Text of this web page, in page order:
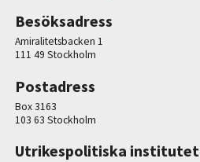
Besöksadress
Amiralitetsbacken 1
111 49 Stockholm
Postadress
Box 3163
103 63 Stockholm
Utrikespolitiska institutet